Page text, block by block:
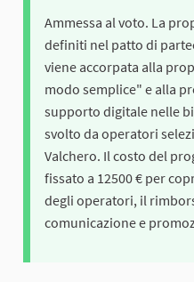
Ammessa al voto. La
definiti nel patto di
viene accorpata alla
modo semplice" e alla
supporto digitale nelle
svolto da operatori
Valchero. Il costo del
fissato a 12500 € per
degli operatori, il
comunicazione e